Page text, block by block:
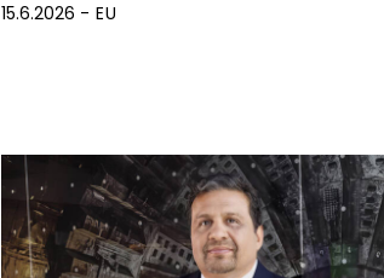
15.6.2026 EU